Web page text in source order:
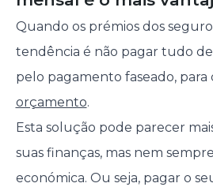
Quando os prémios dos
tendência é não pagar tudo
pelo pagamento faseado,
orçamento.
Esta solução pode parecer
suas finanças, mas nem
económica. Ou seja, pagar o